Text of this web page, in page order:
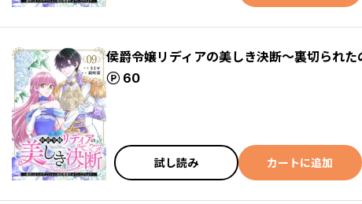
侯爵令嬢リディアの美しき決断～裏切られ
60
ポイント
試し読み カートに追加